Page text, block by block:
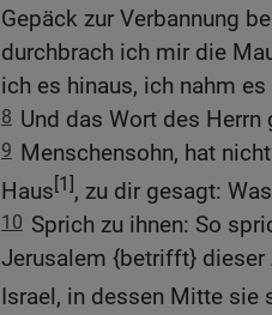
Gepäck zur Verbannung
durchbrach ich mir die
ich es hinaus, ich nahm
8 Und das Wort des
9 Menschensohn, hat
Haus[1], zu dir gesagt:
10 Sprich zu ihnen: So
Jerusalem {betrifft} dieser
Israel, in dessen Mitte sie